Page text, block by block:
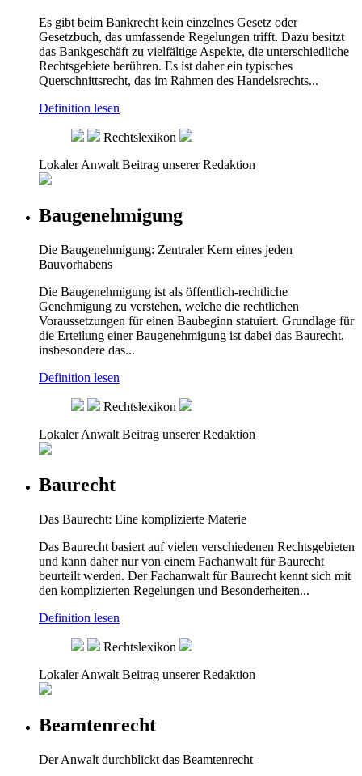
Es gibt beim Bankrecht kein einzelnes Gesetz oder
Gesetzbuch, das umfassende Regelungen trifft. Dazu besitzt
das Bankgeschäft zu vielfältige Aspekte, die unterschiedliche
Rechtsgebiete berühren. Es ist daher ein typisches
Querschnittsrecht, das im Rahmen des Handelsrechts...
Definition lesen
Rechtslexikon
Lokaler Anwalt Beitrag unserer Redaktion
Baugenehmigung
Die Baugenehmigung: Zentraler Kern eines jeden
Bauvorhabens
Die Baugenehmigung ist als öffentlich-rechtliche
Genehmigung zu verstehen, welche die rechtlichen
Voraussetzungen für einen Baubeginn statuiert. Grundlage für
die Erteilung einer Baugenehmigung ist dabei das Baurecht,
insbesondere das...
Definition lesen
Rechtslexikon
Lokaler Anwalt Beitrag unserer Redaktion
Baurecht
Das Baurecht: Eine komplizierte Materie
Das Baurecht basiert auf vielen verschiedenen Rechtsgebieten
und kann daher nur von einem Fachanwalt für Baurecht
beurteilt werden. Der Fachanwalt für Baurecht kennt sich mit
den komplizierten Regelungen und Besonderheiten...
Definition lesen
Rechtslexikon
Lokaler Anwalt Beitrag unserer Redaktion
Beamtenrecht
Der Anwalt durchblickt das Beamtenrecht